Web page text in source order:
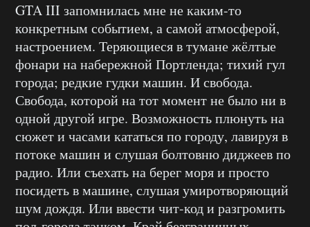
GTA III запомнилась мне не каким-то
конкретным событием, а самой атмосферой,
настроением. Теряющиеся в тумане жёлтые
фонари на набережной Портленда; тихий гул
города; редкие гудки машин. И свобода.
Свобода, которой на тот момент не было ни в
одной другой игре. Возможность плюнуть на
сюжет и часами кататься по городу, лавируя в
потоке машин и слушая болтовню диджеев по
радио. Или съехать на берег моря и просто
посидеть в машине, слушая умиротворяющий
шум дождя. Или ввести чит-код и разгромить